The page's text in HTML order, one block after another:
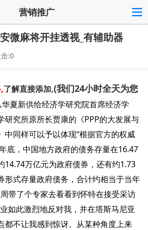
营销推广
微麻将开挂透视_有辅助器
:0
了解直接添加,(我们24小时全天为您
夏新供给经济学研究院首席经济学
研究所原所长贾康的《PPP的大发展与
中同样可以予以体现“根据官方的权威
底，中国地方政府的债务存量在16.47
14.74万亿元为政府债券，还有约1.73
形式存量政府债务，合计约相当于当年
周带了个专家去看看到怀特在接受采访
如此激烈地反对我，并在塔斯马尼亚
都不让我感到惊讶。从某种角度上来